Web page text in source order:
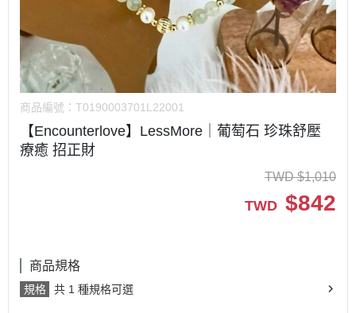
商品編號： T0190003701L22001
【Encounterlove】LessMore｜葡萄石 珍珠舒壓
療癒 招正財
TWD $1,010
TWD $842
商品規格
規格 共 1 種規格可選